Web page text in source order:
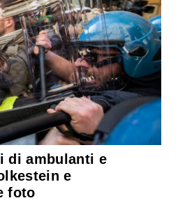
di ambulanti e
e
foto